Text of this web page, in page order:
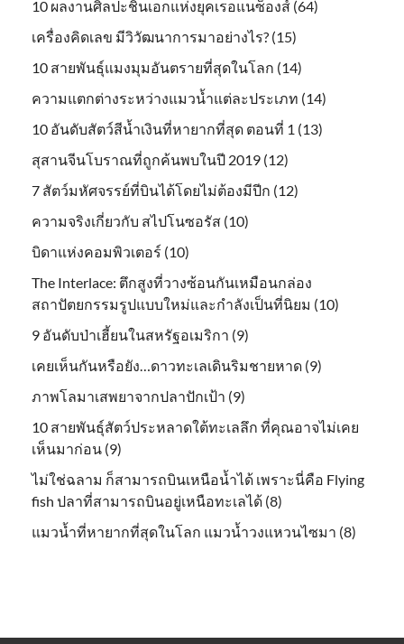
10 ผลงานศิลปะชิ้นเอกแห่งยุคเรอแนซ็องส์ (64)
เครื่องคิดเลข มีวิวัฒนาการมาอย่างไร? (15)
10 สายพันธุ์แมงมุมอันตรายที่สุดในโลก (14)
ความแตกต่างระหว่างแมวน้ำแต่ละประเภท (14)
10 อันดับสัตว์สีน้ำเงินที่หายากที่สุด ตอนที่ 1 (13)
สุสานจีนโบราณที่ถูกค้นพบในปี 2019 (12)
7 สัตว์มหัศจรรย์ที่บินได้โดยไม่ต้องมีปีก (12)
ความจริงเกี่ยวกับ สไปโนซอรัส (10)
บิดาแห่งคอมพิวเตอร์ (10)
The Interlace: ตึกสูงที่วางซ้อนกันเหมือนกล่อง
สถาปัตยกรรมรูปแบบใหม่และกำลังเป็นที่นิยม (10)
9 อันดับป่าเฮี้ยนในสหรัฐอเมริกา (9)
เคยเห็นกันหรือยัง…ดาวทะเลเดินริมชายหาด (9)
ภาพโลมาเสพยาจากปลาปักเป้า (9)
10 สายพันธุ์สัตว์ประหลาดใต้ทะเลลึก ที่คุณอาจไม่เคย
เห็นมาก่อน (9)
ไม่ใช่ฉลาม ก็สามารถบินเหนือน้ำได้ เพราะนี่คือ Flying
fish ปลาที่สามารถบินอยู่เหนือทะเลได้ (8)
แมวน้ำที่หายากที่สุดในโลก แมวน้ำวงแหวนไซมา (8)